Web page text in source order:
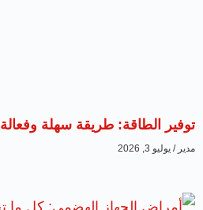
توفير الطاقة: طريقة سهلة وفعالة
مدير يوليو 3, 2026